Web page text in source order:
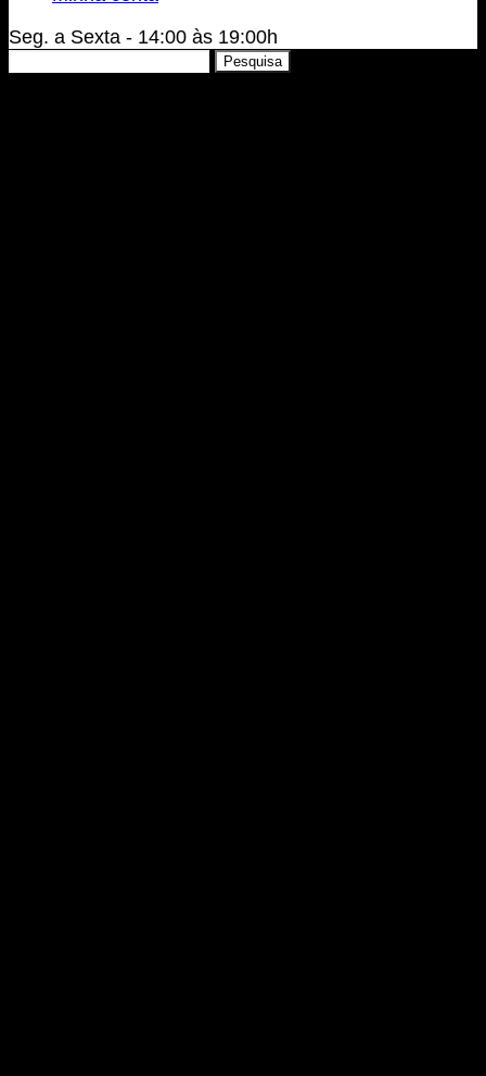
Seg. a Sexta - 14:00 às 19:00h
Pesquisa